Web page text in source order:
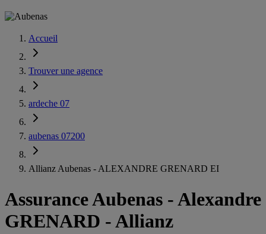
Accueil
Trouver une agence
ardeche 07
aubenas 07200
Allianz Aubenas - ALEXANDRE GRENARD EI
Assurance Aubenas -Alexandre
GRENARD - Allianz